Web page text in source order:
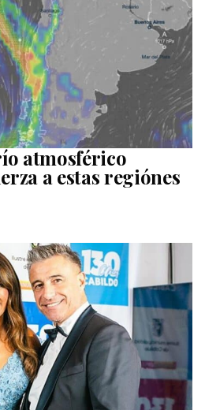
atmosférico
a estas regiónes